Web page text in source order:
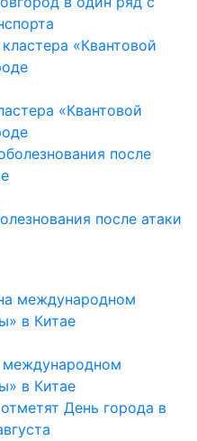
«Квантовой
после атаки
международном
в Китае